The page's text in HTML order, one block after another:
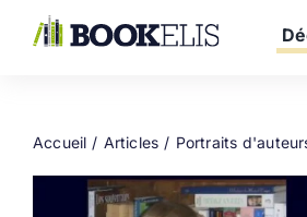
Accueil Articles Portraits